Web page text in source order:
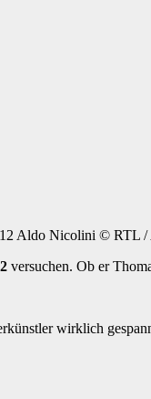
Aldo Nicolini © RTL /
versuchen. Ob er
wirklich